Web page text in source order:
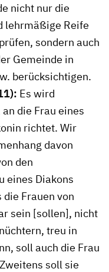
nicht nur die
lehrmäßige Reife
sondern auch
Gemeinde in
berücksichtigen.
Es wird
die Frau eines
richtet. Wir
davon
den
eines Diakons
Frauen von
sein [sollen], nicht
treu in
soll auch die Frau
soll sie